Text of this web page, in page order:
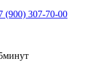
(900) 307-70-00